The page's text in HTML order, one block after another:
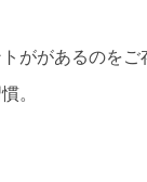
ががあるのをご
。